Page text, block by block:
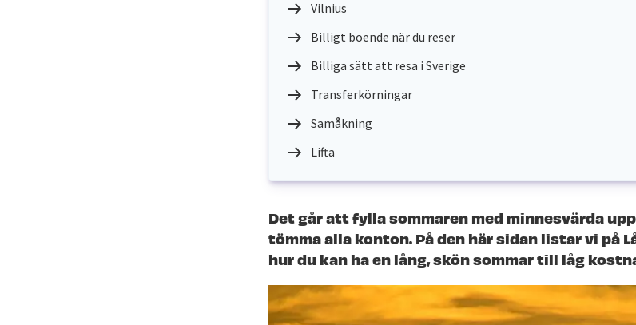
Vilnius
Billigt boende när du reser
Billiga sätt att resa i Sverige
Transferkörningar
Samåkning
Lifta
Det går att fylla sommaren med minnesvärda
tömma alla konton. På den här sidan listar vi på
hur du kan ha en lång, skön sommar till låg